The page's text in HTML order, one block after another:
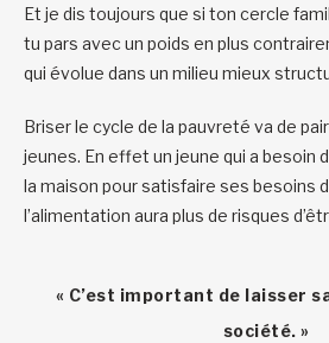
Et je dis toujours que si ton cercle
tu pars avec un poids en plus
qui évolue dans un milieu mieux
Briser le cycle de la pauvreté va de
jeunes. En effet un jeune qui a besoin
la maison pour satisfaire ses besoins
l’alimentation aura plus de risques
« C’est important de laisser
société. »